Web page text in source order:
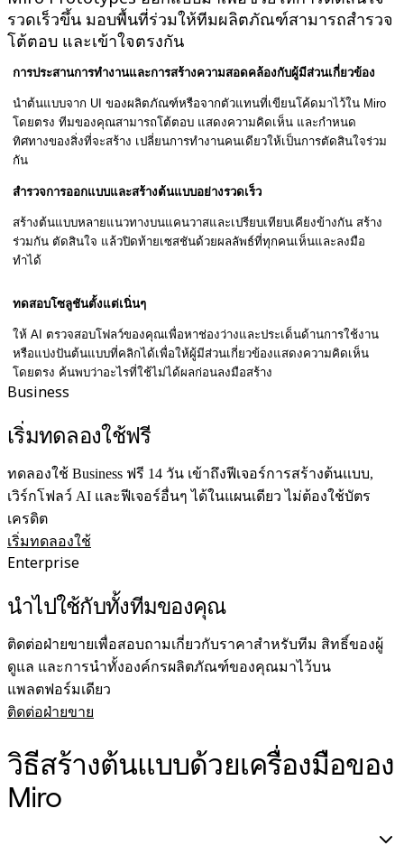
รวดเร็วขึ้น มอบพื้นที่ร่วมให้ทีมผลิตภัณฑ์สามารถสำรวจ
โต้ตอบ และเข้าใจตรงกัน
การประสานการทำงานและการสร้างความสอดคล้องกับผู้มีส่วนเกี่ยวข้อง
นำต้นแบบจาก UI ของผลิตภัณฑ์หรือจากตัวแทนที่เขียนโค้ดมาไว้ใน Miro
โดยตรง ทีมของคุณสามารถโต้ตอบ แสดงความคิดเห็น และกำหนด
ทิศทางของสิ่งที่จะสร้าง เปลี่ยนการทำงานคนเดียวให้เป็นการตัดสินใจร่วม
กัน
สำรวจการออกแบบและสร้างต้นแบบอย่างรวดเร็ว
สร้างต้นแบบหลายแนวทางบนแคนวาสและเปรียบเทียบเคียงข้างกัน สร้าง
ร่วมกัน ตัดสินใจ แล้วปิดท้ายเซสชันด้วยผลลัพธ์ที่ทุกคนเห็นและลงมือ
ทำได้
ทดสอบโซลูชันตั้งแต่เนิ่นๆ
ให้ AI ตรวจสอบโฟลว์ของคุณเพื่อหาช่องว่างและประเด็นด้านการใช้งาน
หรือแบ่งปันต้นแบบที่คลิกได้เพื่อให้ผู้มีส่วนเกี่ยวข้องแสดงความคิดเห็น
โดยตรง ค้นพบว่าอะไรที่ใช้ไม่ได้ผลก่อนลงมือสร้าง
Business
เริ่มทดลองใช้ฟรี
ทดลองใช้ Business ฟรี 14 วัน เข้าถึงฟีเจอร์การสร้างต้นแบบ,
เวิร์กโฟลว์ AI และฟีเจอร์อื่นๆ ได้ในแผนเดียว ไม่ต้องใช้บัตร
เครดิต
เริ่มทดลองใช้
Enterprise
นำไปใช้กับทั้งทีมของคุณ
ติดต่อฝ่ายขายเพื่อสอบถามเกี่ยวกับราคาสำหรับทีม สิทธิ์ของผู้
ดูแล และการนำทั้งองค์กรผลิตภัณฑ์ของคุณมาไว้บน
แพลตฟอร์มเดียว
ติดต่อฝ่ายขาย
วิธีสร้างต้นแบบด้วยเครื่องมือของ
Miro